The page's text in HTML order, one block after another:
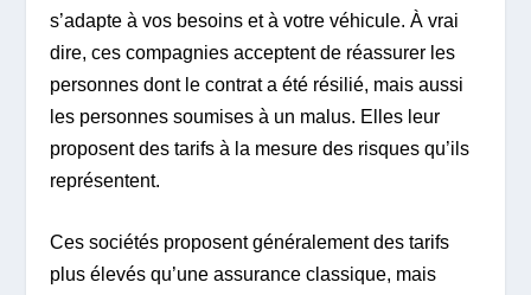
s’adapte à vos besoins et à votre véhicule. À vrai
dire, ces compagnies acceptent de réassurer les
personnes dont le contrat a été résilié, mais aussi
les personnes soumises à un malus. Elles leur
proposent des tarifs à la mesure des risques qu’ils
représentent.
Ces sociétés proposent généralement des tarifs
plus élevés qu’une assurance classique, mais